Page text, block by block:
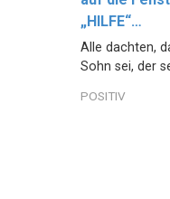
„HILFE“…
Alle dachten,
Sohn sei, der
POSITIV